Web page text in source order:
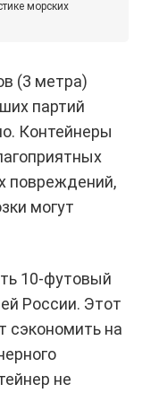
морских
(3 метра)
партий
Контейнеры
повреждений,
могут
10-футовый
России. Этот
сэкономить на
не